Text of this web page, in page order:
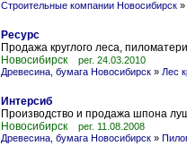
Строительные компании Новосибирск »
Ресурс
Продажа круглого леса,
Новосибирск
рег. 24.03.2010
Древесина, бумага Новосибирск » Лес
Интерсиб
Производство и продажа шпона
Новосибирск
рег. 11.08.2008
Древесина, бумага Новосибирск »